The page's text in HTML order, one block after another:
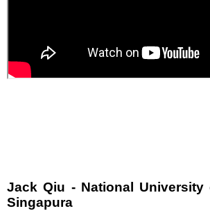
Jack Qiu - National University
Singapura